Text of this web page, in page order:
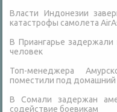
Власти Индонезии
катастрофы самолета
В Приангарье задержали
человек
Топ-менеджера
поместили под домашний
В Сомали задержан
содействие боевикам